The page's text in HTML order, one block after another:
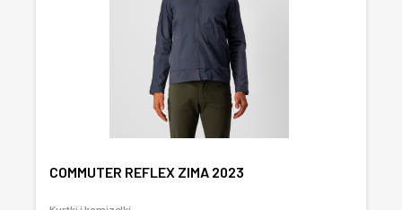
COMMUTER REFLEX ZIMA 2023